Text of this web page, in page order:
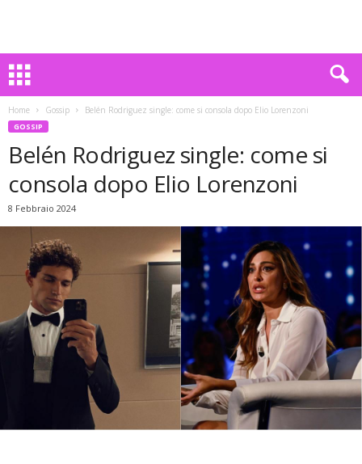
Home Gossip Belén Rodriguez single: come si consola dopo Elio Lorenzoni
GOSSIP
Belén Rodriguez single: come si
consola dopo Elio Lorenzoni
8 Febbraio 2024